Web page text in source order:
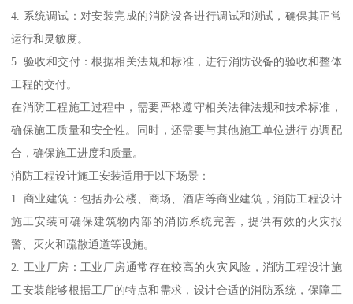
4. 系统调试：对安装完成的消防设备进行调试和测试，确保其正常
运行和灵敏度。
5. 验收和交付：根据相关法规和标准，进行消防设备的验收和整体
工程的交付。
在消防工程施工过程中，需要严格遵守相关法律法规和技术标准，
确保施工质量和安全性。同时，还需要与其他施工单位进行协调配
合，确保施工进度和质量。
消防工程设计施工安装适用于以下场景：
1. 商业建筑：包括办公楼、商场、酒店等商业建筑，消防工程设计
施工安装可确保建筑物内部的消防系统完善，提供有效的火灾报
警、灭火和疏散通道等设施。
2. 工业厂房：工业厂房通常存在较高的火灾风险，消防工程设计施
工安装能够根据工厂的特点和需求，设计合适的消防系统，保障工